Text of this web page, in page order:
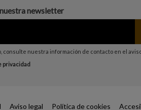
newsletter
nuestra información de contacto en el aviso
privacidad
Aviso legal Política de cookies